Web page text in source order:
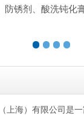
防锈剂、酸洗钝化
上海）有限公司是